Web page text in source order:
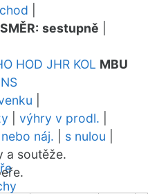
SMĚR: sestupně
HOD JHR KOL MBU
výhry v prodl.
náj. s nulou
a soutěže.